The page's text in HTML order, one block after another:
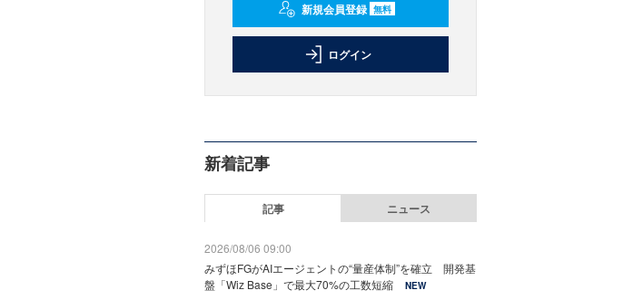
新規会員登録 無料
ログイン
新着記事
記事 ニュース
2026/08/06 09:00
みずほFGがAIエージェントの“量産体制”を確立 開発基
盤「Wiz Base」で最大70%の工数短縮
NEW